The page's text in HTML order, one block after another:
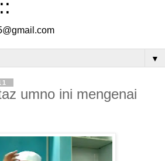
▼
umno ini mengenai